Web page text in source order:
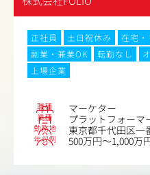
正社員 土日祝休み
在宅・
副業・兼業OK
転勤なし
上場企業
職種 マーケター
業種 プラットフォーマ
勤務地 東京都千代田区一
年収例 500万円～1,000万